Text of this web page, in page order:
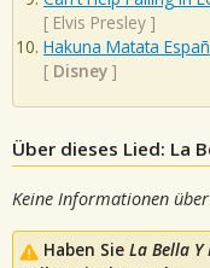
[ Elvis Presley ]
Hakuna Matata
[ Disney ]
Über dieses Lied: La
Keine Informationen über
Haben Sie La Bella Y